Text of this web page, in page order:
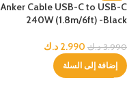
Anker Cable USB-C to USB-C
240W (1.8m/6ft) -Black
3.990 د.ك 2.990 د.ك
إضافة إلى السلة